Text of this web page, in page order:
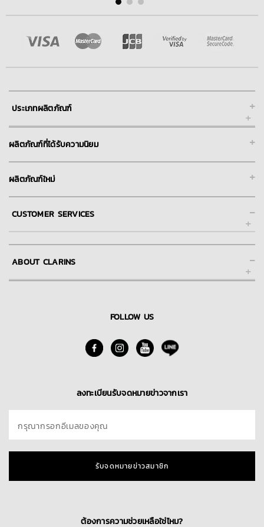
+
ประเภทผลิตภัณฑ์
+
ผลิตภัณฑ์ที่ได้รับความนิยม
+
ผลิตภัณฑ์ใหม่
-
CUSTOMER SERVICES
FAQs คำถามที่พบบ่อย -
ABOUT CLARINS
FOLLOW US
ลงทะเบียนรับจดหมายข่าวจากเรา
กรุณากรอกอีเมลของคุณ
รับจดหมายข่าวสมาชิก
ต้องการความช่วยเหลือใช่ไหม?